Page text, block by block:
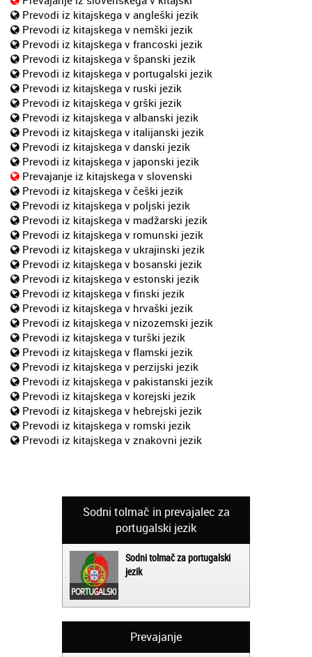
Prevodi iz kitajskega v angleški jezik
Prevodi iz kitajskega v nemški jezik
Prevodi iz kitajskega v francoski jezik
Prevodi iz kitajskega v španski jezik
Prevodi iz kitajskega v portugalski jezik
Prevodi iz kitajskega v ruski jezik
Prevodi iz kitajskega v grški jezik
Prevodi iz kitajskega v albanski jezik
Prevodi iz kitajskega v italijanski jezik
Prevodi iz kitajskega v danski jezik
Prevodi iz kitajskega v japonski jezik
Prevajanje iz kitajskega v slovenski
Prevodi iz kitajskega v češki jezik
Prevodi iz kitajskega v poljski jezik
Prevodi iz kitajskega v madžarski jezik
Prevodi iz kitajskega v romunski jezik
Prevodi iz kitajskega v ukrajinski jezik
Prevodi iz kitajskega v bosanski jezik
Prevodi iz kitajskega v estonski jezik
Prevodi iz kitajskega v finski jezik
Prevodi iz kitajskega v hrvaški jezik
Prevodi iz kitajskega v nizozemski jezik
Prevodi iz kitajskega v turški jezik
Prevodi iz kitajskega v flamski jezik
Prevodi iz kitajskega v perzijski jezik
Prevodi iz kitajskega v pakistanski jezik
Prevodi iz kitajskega v korejski jezik
Prevodi iz kitajskega v hebrejski jezik
Prevodi iz kitajskega v romski jezik
Prevodi iz kitajskega v znakovni jezik
Sodni tolmač in prevajalec za
portugalski jezik
Sodni tolmač za portugalski
jezik
Prevajanje